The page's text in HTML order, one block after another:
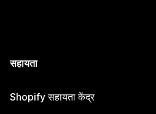
सहायता
Shopify सहायता केंद्र